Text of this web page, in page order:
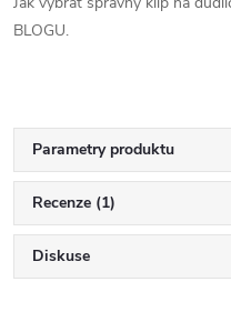
BLOGU.
Parametry produktu
Recenze (1)
Diskuse